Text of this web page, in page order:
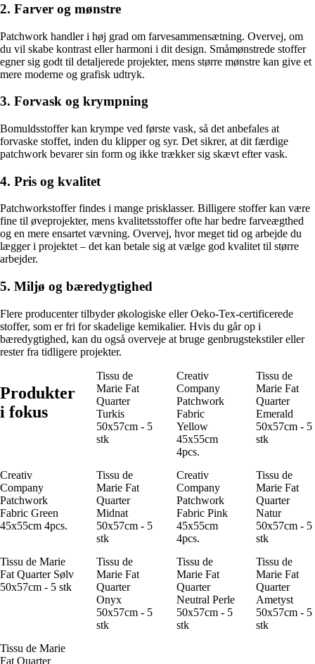
2. Farver og mønstre
Patchwork handler i høj grad om farvesammensætning. Overvej, om
du vil skabe kontrast eller harmoni i dit design. Småmønstrede stoffer
egner sig godt til detaljerede projekter, mens større mønstre kan give et
mere moderne og grafisk udtryk.
3. Forvask og krympning
Bomuldsstoffer kan krympe ved første vask, så det anbefales at
forvaske stoffet, inden du klipper og syr. Det sikrer, at dit færdige
patchwork bevarer sin form og ikke trækker sig skævt efter vask.
4. Pris og kvalitet
Patchworkstoffer findes i mange prisklasser. Billigere stoffer kan være
fine til øveprojekter, mens kvalitetsstoffer ofte har bedre farveægthed
og en mere ensartet vævning. Overvej, hvor meget tid og arbejde du
lægger i projektet – det kan betale sig at vælge god kvalitet til større
arbejder.
5. Miljø og bæredygtighed
Flere producenter tilbyder økologiske eller Oeko-Tex-certificerede
stoffer, som er fri for skadelige kemikalier. Hvis du går op i
bæredygtighed, kan du også overveje at bruge genbrugstekstiler eller
rester fra tidligere projekter.
Produkter
i fokus
Tissu de
Marie Fat
Quarter
Turkis
50x57cm - 5
stk
Creativ
Company
Patchwork
Fabric
Yellow
45x55cm
4pcs.
Tissu de
Marie Fat
Quarter
Emerald
50x57cm - 5
stk
Creativ
Company
Patchwork
Fabric Green
45x55cm 4pcs.
Tissu de
Marie Fat
Quarter
Midnat
50x57cm - 5
stk
Creativ
Company
Patchwork
Fabric Pink
45x55cm
4pcs.
Tissu de
Marie Fat
Quarter
Natur
50x57cm - 5
stk
Tissu de Marie
Fat Quarter Sølv
50x57cm - 5 stk
Tissu de
Marie Fat
Quarter
Onyx
50x57cm - 5
stk
Tissu de
Marie Fat
Quarter
Neutral Perle
50x57cm - 5
stk
Tissu de
Marie Fat
Quarter
Ametyst
50x57cm - 5
stk
Tissu de Marie
Fat Quarter